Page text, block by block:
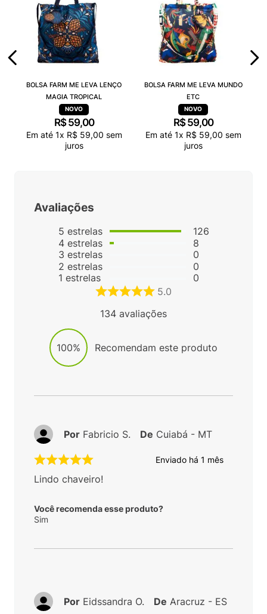
BOLSA FARM ME LEVA LENÇO
MAGIA TROPICAL
R$ 59,00
Em até 1x R$ 59,00 sem
juros
BOLSA FARM ME LEVA MUNDO
ETC
R$ 59,00
Em até 1x R$ 59,00 sem
juros
Avaliações
5 estrelas
4estrelas
3 estrelas
2 estrelas
1 estrelas
126
8
0
0
0
5.0
134 avaliações
100% Recomendam este produto
Enviado há 1 mês
Lindo chaveiro!
Você recomenda esse produto?
Sim
Por Fabricio S. De Cuiabá - MT
Por Eidssandra O. De Aracruz - ES